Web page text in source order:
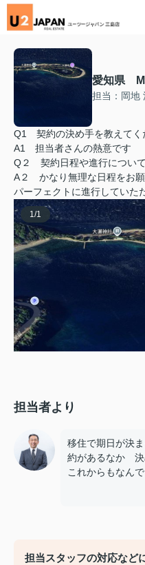
愛知県
担当：岡地
Q1 契約の決め手を教えてく
A1 担当者さんの熱意です
Q２ 契約日程や進行につい
A２ かなり無理な日程をお
パーフェクトに進行していた
1/1
担当者より
移住で期日が決
約があるなか 決
これからもなん
担当スタッフの対応など